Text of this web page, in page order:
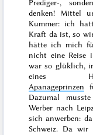
Prediger-,
denken! Mittel
Kummer: ich
Kraft da ist, so
hätte ich mich
nicht eine Reise
war so glüklich,
eines
Apanageprinzen
Dazumal
Werber nach
sich anwerben:
Schweiz. Da